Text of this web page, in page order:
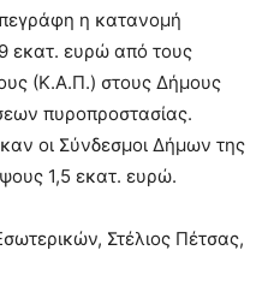
η κατανομή
εκατ. ευρώ από τους
(Κ.Α.Π.) στους Δήμους
πυροπροστασίας.
οι Σύνδεσμοι Δήμων της
1,5 εκατ. ευρώ.
Στέλιος Πέτσας,